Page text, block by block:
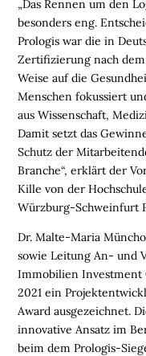
B
I
N
A
R
E
M
E
D
I
E

D
e
u
t
„Das Rennen um den
besonders eng.
Prologis war die in
Zertifizierung nach
Weise auf die
Menschen fokussiert
aus Wissenschaft,
Damit setzt das
Schutz der
Branche“, erklärt der
Kille von der
Würzburg-Schweinfurt
Dr. Malte-Maria
sowie Leitung An- und
Immobilien Investment
2021 ein
Award ausgezeichnet.
innovative Ansatz im
beim dem Prologis-